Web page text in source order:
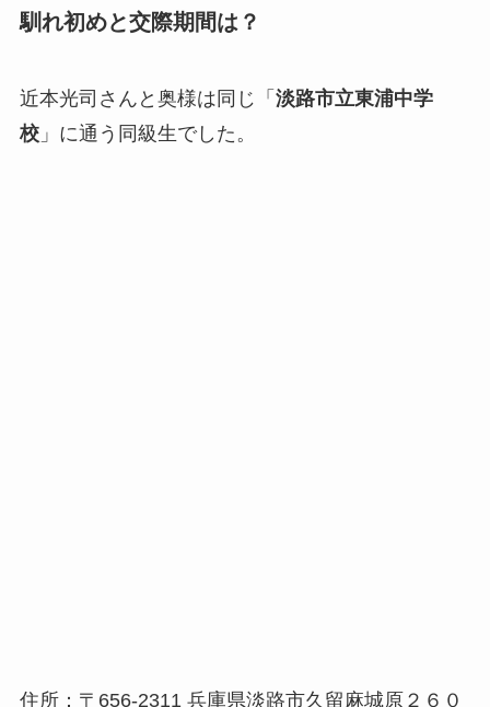
馴れ初めと交際期間は？
近本光司さんと奥様は同じ「 淡路市立東浦中学
校」に通う同級生でした。
住所：〒656-2311 兵庫県淡路市久留麻城原２６０